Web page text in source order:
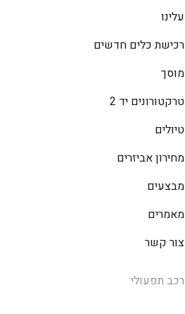
עלינו
רכישת כלים חדשים
מוסך
טרקטורונים יד 2
טיולים
מחירון אביזרים
מבצעים
מאמרים
צור קשר
רכב תפעולי